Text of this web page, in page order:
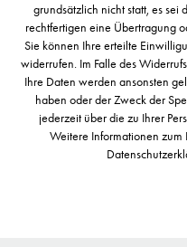
grundsätzlich nicht statt, es sei
rechtfertigen eine Übertragung
Sie können Ihre erteilte
widerrufen. Im Falle des
Ihre Daten werden ansonsten
haben oder der Zweck der
jederzeit über die zu Ihrer
Weitere Informationen